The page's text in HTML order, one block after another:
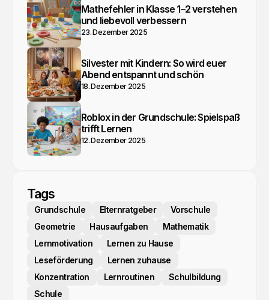
Mathefehler in Klasse 1–2 verstehen
und liebevoll verbessern
23. Dezember 2025
Silvester mit Kindern: So wird euer
Abend entspannt und schön
18. Dezember 2025
Roblox in der Grundschule: Spielspaß
trifft Lernen
12. Dezember 2025
Tags
Grundschule Elternratgeber
Vorschule
Geometrie
Hausaufgaben
Mathematik
Lernmotivation
Lernen zu Hause
Leseförderung
Lernen zuhause
Konzentration
Lernroutinen
Schulbildung
Schule